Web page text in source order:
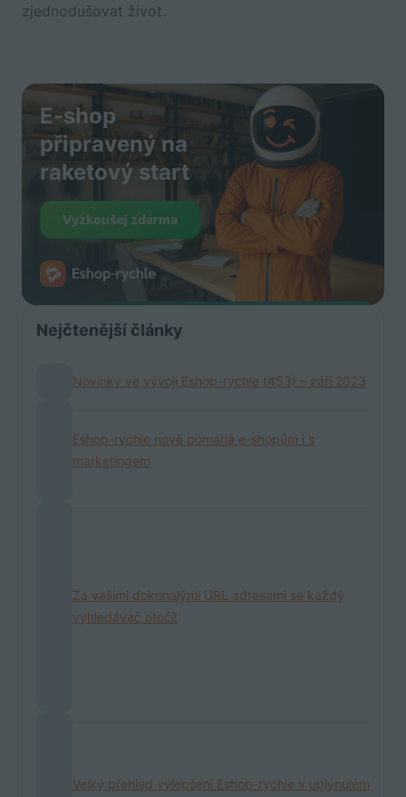
zjednodušovat život.
E-shop
připravený na
raketový start
Vyzkoušej zdarma
Nejčtenější články
Novinky ve vývoji Eshop-rychle (#53) – září 2023
Eshop-rychle nově pomáhá e-shopům i s
marketingem
Za vašimi dokonalými URL adresami se každý
vyhledávač otočí!
Velký přehled vylepšení Eshop-rychle v uplynulém